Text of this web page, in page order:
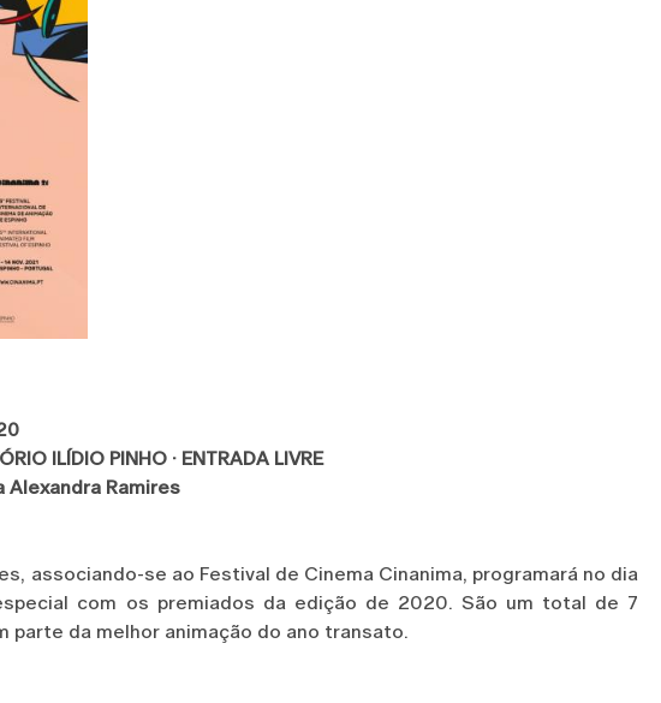
ILÍDIO PINHO · ENTRADA LIVRE
Alexandra Ramires
associando-se ao Festival de Cinema Cinanima, programará no dia
com os premiados da edição de 2020. São um total de 7
parte da melhor animação do ano transato.